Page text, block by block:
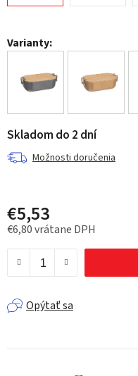
Varianty:
Skladom do 2 dní
Možnosti doručenia
€5,53
€6,80 vrátane DPH
Opýtať sa